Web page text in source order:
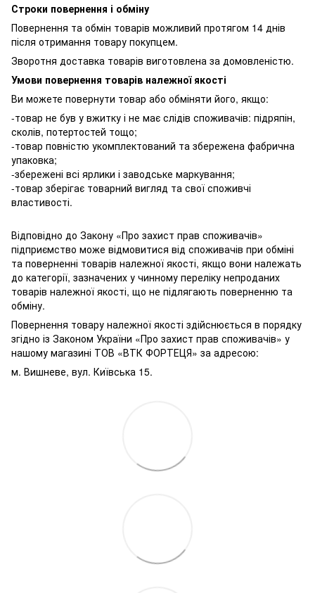
Строки повернення і обміну
Повернення та обмін товарів можливий протягом 14 днів
після отримання товару покупцем.
Зворотня доставка товарів виготовлена ​​за домовленістю.
Умови повернення товарів належної якості
Ви можете повернути товар або обміняти його, якщо:
-товар не був у вжитку і не має слідів споживачів: підряпін,
сколів, потертостей тощо;
-товар повністю укомплектований та збережена фабрична
упаковка;
-збережені всі ярлики і заводське маркування;
-товар зберігає товарний вигляд та свої споживчі
властивості.
Відповідно до Закону «Про захист прав споживачів»
підприємство може відмовитися від споживачів при обміні
та поверненні товарів належної якості, якщо вони належать
до категорії, зазначених у чинному переліку непроданих
товарів належної якості, що не підлягають поверненню та
обміну.
Повернення товару належної якості здійснюється в порядку
згідно із Законом України «Про захист прав споживачів» у
нашому магазині ТОВ «ВТК ФОРТЕЦЯ» за адресою:
м. Вишневе, вул. Київська 15.